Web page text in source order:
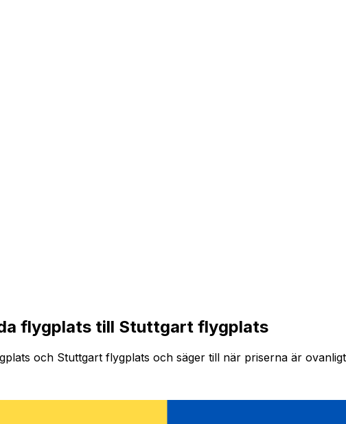
flygplats till Stuttgart flygplats
och Stuttgart flygplats och säger till när priserna är